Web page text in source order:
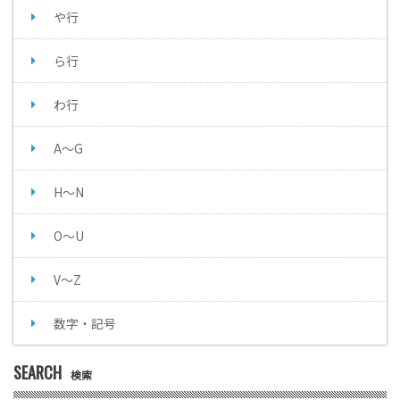
や行
ら行
わ行
A～G
H～N
O～U
V～Z
数字・記号
SEARCH 検索